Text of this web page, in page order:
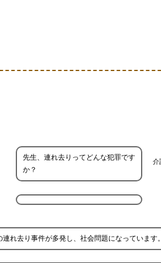
介
先生、連れ去りってどんな犯罪です
か？
れ去り事件が多発し、社会問題になっています。